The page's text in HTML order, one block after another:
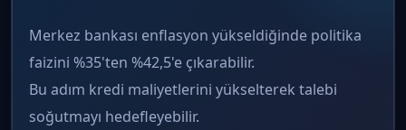
Merkez bankası enflasyon yükseldiğinde politika
faizini %35'ten %42,5'e çıkarabilir.
Bu adım kredi maliyetlerini yükselterek talebi
soğutmayı hedefleyebilir.